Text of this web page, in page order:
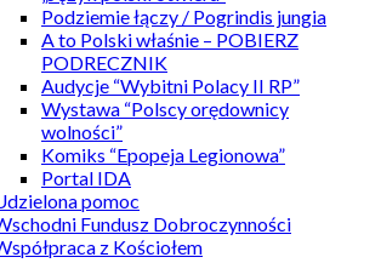
Podziemie łączy / Pogrindis jungia
A to Polski właśnie – POBIERZ
PODRECZNIK
Audycje “Wybitni Polacy II RP”
Wystawa “Polscy orędownicy
wolności”
Komiks “Epopeja Legionowa”
Portal IDA
pomoc
Fundusz Dobroczynności
z Kościołem